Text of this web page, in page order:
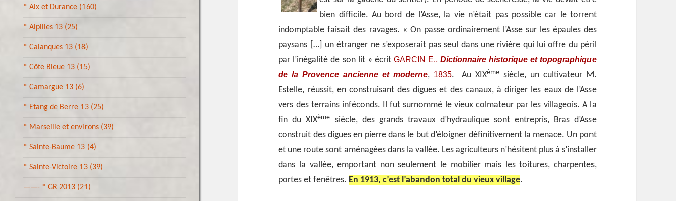
* Aix et Durance (160)
* Alpilles 13 (25)
* Calanques 13 (18)
* Côte Bleue 13 (15)
* Camargue 13 (6)
* Etang de Berre 13 (25)
* Marseille et environs (39)
* Sainte-Baume 13 (4)
* Sainte-Victoire 13 (39)
——- * GR 2013 (21)
bien difficile. Au bord de l’Asse, la vie n’était pas possible car le torrent
indomptable faisait des ravages. « On passe ordinairement l’Asse sur les épaules des
paysans […] un étranger ne s’exposerait pas seul dans une rivière qui lui offre du péril
par l’inégalité de son lit » écrit GARCIN E., Dictionnaire historique et topographique
de la Provence ancienne et moderne, 1835. Au XIXème
siècle, un cultivateur M.
Estelle, réussit, en construisant des digues et des canaux, à diriger les eaux de l’Asse
vers des terrains inféconds. Il fut surnommé le vieux colmateur par les villageois. A la
fin du XIXème
siècle, des grands travaux d’hydraulique sont entrepris, Bras d’Asse
construit des digues en pierre dans le but d’éloigner définitivement la menace. Un pont
et une route sont aménagées dans la vallée. Les agriculteurs n’hésitent plus à s’installer
dans la vallée, emportant non seulement le mobilier mais les toitures, charpentes,
portes et fenêtres. En 1913, c’est l’abandon total du vieux village.